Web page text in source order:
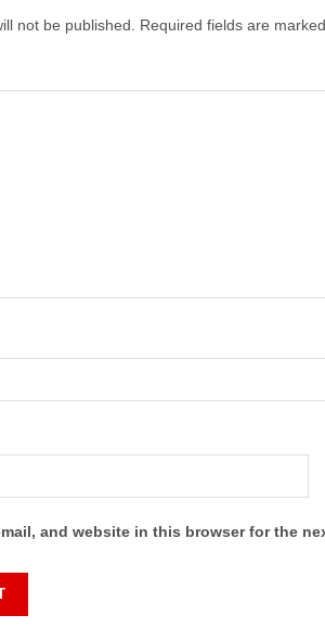
not be published. Required fields are
and website in this browser for the